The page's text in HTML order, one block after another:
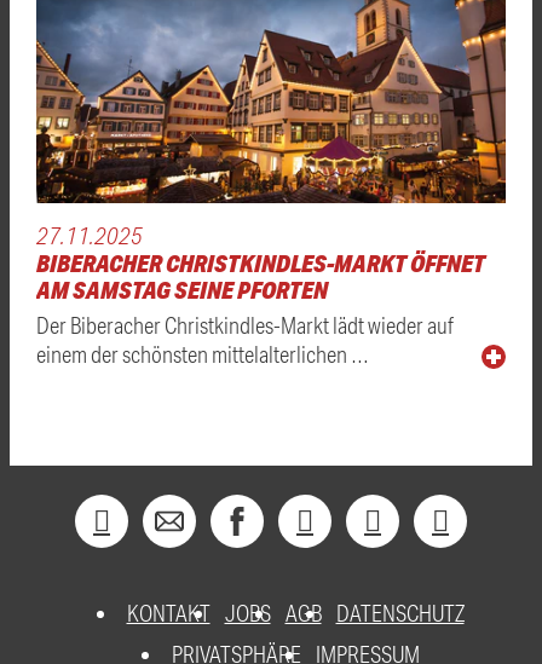
27.11.2025
BIBERACHER CHRISTKINDLES-MARKT ÖFFNET
AM SAMSTAG SEINE PFORTEN
Der Biberacher Christkindles-Markt lädt wieder auf
einem der schönsten mittelalterlichen …
KONTAKT JOBS AGB DATENSCHUTZ
PRIVATSPHÄRE
IMPRESSUM